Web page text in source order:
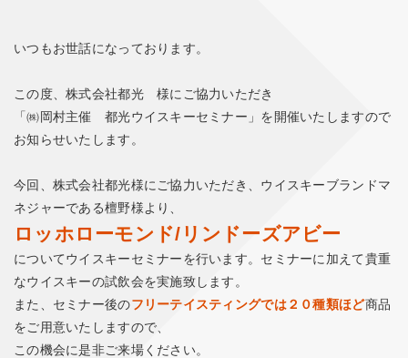
いつもお世話になっております。
この度、株式会社都光 様にご協力いただき
「㈱岡村主催 都光ウイスキーセミナー」を開催いたしますので
お知らせいたします。
今回、株式会社都光様にご協力いただき、ウイスキーブランドマ
ネジャーである檀野様より、
ロッホローモンド/リンドーズアビー
についてウイスキーセミナーを行います。セミナーに加えて貴重
なウイスキーの試飲会を実施致します。
また、セミナー後のフリーテイスティングでは２０種類ほど商品
をご用意いたしますので、
この機会に是非ご来場ください。